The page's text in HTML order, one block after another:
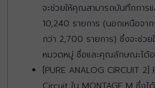
จะช่วยให้คุณสามารถบันทึกการ
10,240 รายการ (นอกเหนือจา
กว่า 2,700 รายการ) ซึ่งจะช่วย
หมวดหมู่ ชื่อและคุณลักษณะได้อ
[PURE ANALOG CIRCUIT